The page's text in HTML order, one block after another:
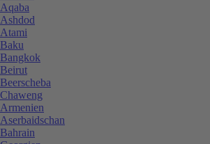
Aqaba
Ashdod
Atami
Baku
Bangkok
Beirut
Beerscheba
Chaweng
Armenien
Aserbaidschan
Bahrain